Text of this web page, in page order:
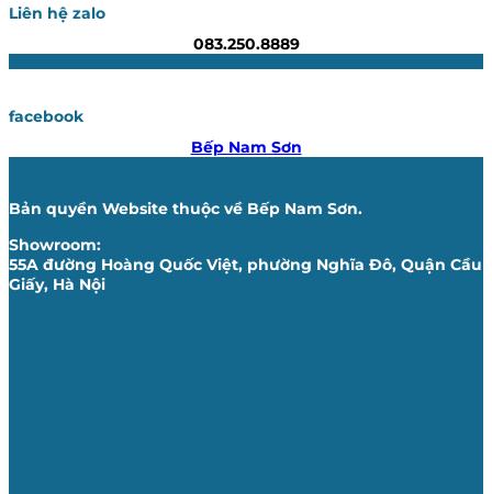
Liên hệ zalo
083.250.8889
facebook
Bếp Nam Sơn
Bản quyền Website thuộc về Bếp Nam Sơn.
Showroom:
55A đường Hoàng Quốc Việt, phường Nghĩa Đô, Quận Cầu
Giấy, Hà Nội